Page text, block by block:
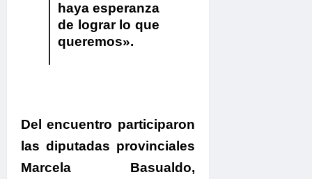
haya esperanza
de lograr lo que
queremos».
Del encuentro participaron
las diputadas provinciales
Marcela Basualdo,